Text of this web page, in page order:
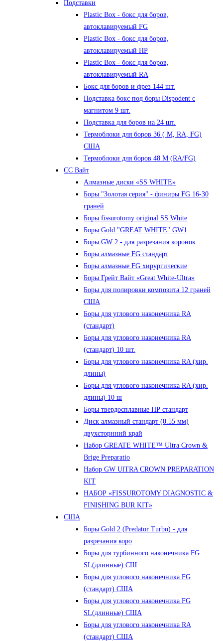
Подставки
Plastic Box - бокс для боров,
автоклавируемый FG
Plastic Box - бокс для боров,
автоклавируемый HP
Plastic Box - бокс для боров,
автоклавируемый RA
Бокс для боров и фрез 144 шт.
Подставка бокс под боры Dispodent с
магнитом 9 шт.
Подставка для боров на 24 шт.
Термоблоки для боров 36 ( М, RA, FG)
США
Термоблоки для боров 48 М (RA/FG)
СС Вайт
Алмазные диски «SS WHITE»
Боры "Золотая серия" - финиры FG 16-30
граней
Боры fissurotomy original SS White
Боры Gold "GREAT WHITE" GW1
Боры GW 2 - для разрезания коронок
Боры алмазные FG стандарт
Боры алмазные FG хирургические
Боры Грейт Вайт «Great White-Ultra»
Боры для полировки композита 12 граней
США
Боры для углового наконечника RA
(стандарт)
Боры для углового наконечника RA
(стандарт) 10 шт.
Боры для углового наконечника RA (хир.
длины)
Боры для углового наконечника RA (хир.
длины) 10 ш
Боры твердосплавные НР стандарт
Диск алмазный стандарт (0.55 мм)
двухсторнний край
Набор GREATE WHITE™ Ultra Crown &
Brige Preparatio
Набор GW UlTRA CROWN PREPARATION
KIT
НАБОР «FISSUROTOMY DIAGNOSTIC &
FINISHING BUR KIT»
США
Боры Gold 2 (Predator Turbo) - для
разрезания коро
Боры для турбинного наконечника FG
SL(длинные) CШ
Боры для углового наконечника FG
(стандарт) США
Боры для углового наконечника FG
SL(длинные) CША
Боры для углового наконечника RA
(стандарт) США